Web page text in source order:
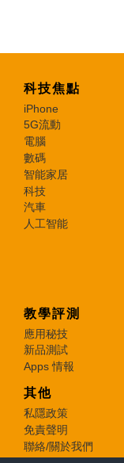
科技焦點
iPhone
5G流動
電腦
數碼
智能家居
科技
汽車
人工智能
教學評測
應用秘技
新品測試
Apps 情報
其他
私隱政策
免責聲明
聯絡/關於我們